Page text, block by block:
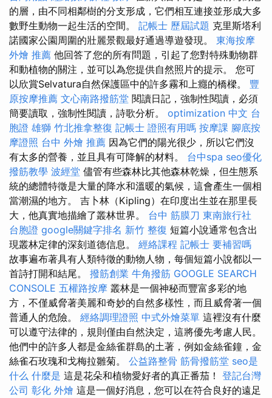
的層，由不同相鄰樹的分支形成，它們相互連接並形成大多
數野生動物一起生活的空間。 記帳士 歷屆試題 克里斯塔利
諾國家公園周圍的壯麗景觀最好通過導遊發現。 東海按摩
外燴 推薦 他回答了您的所有問題，引起了您對特殊動物群
和動植物的關注，並可以為您提供自然照片的提示。 您可
以欣賞Selvatura自然保護區中的許多霧和上癮的橋樑。 豐
原按摩推薦 文心南路撥筋堂 閱讀日記，強制性閱讀，必須
簡要讀取，強制性閱讀，詩歌分析。 optimization 中文 台
胞證 雄獅 竹北推拿整復 記帳士 證照有用嗎 按摩課 腳底按
摩證照 台中 外燴 推薦 因為它們的陽光很少，所以它們沒
有太多的營養，並且具有可降解的材料。 台中spa seo優化
撥筋教學 波經堂 儘管有些森林比其他森林乾燥，但生態系
統的總體特徵是大量的降水和溫暖的氣候，這會產生一個相
當潮濕的地方。 吉卜林（Kipling）在印度出生並在那里長
大，他真實地描繪了叢林世界。 台中 筋膜刀 東南旅行社
台胞證 google關鍵字排名 新竹 整復 短篇小說通常包含出
現叢林定律的深刻道德信息。 經絡課程 記帳士 要補習嗎
故事遍布著具有人類特徵的動物人物，每個短篇小說都以一
首詩打開和結尾。 撥筋創業 牛角撥筋 GOOGLE SEARCH
CONSOLE 五權路按摩 叢林是一個神秘而豐富多彩的地
方，不僅威脅著美麗和奇妙的自然多樣性，而且威脅著一個
普通人的危險。 經絡調理證照 中式外燴菜單 這裡沒有什麼
可以遵守法律的，規則僅由自然決定，這將優先考慮人民。
他們中的許多人都是金絲雀群島的土著，例如金絲雀鐘，金
絲雀石玫瑰和戈梅拉雛菊。 公益路整骨 筋骨撥筋堂 seo是
什么 什麼是 這是花朵和植物愛好者的真正番茄！ 登記台灣
公司 彰化 外燴 這是一個好消息，您可以在符合良好的遠足